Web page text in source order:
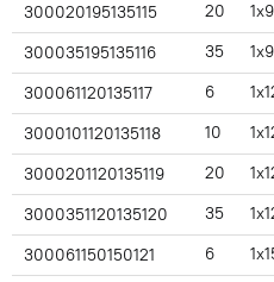
300020195135115 20
300035195135116 35
300061120135117 6
3000101120135118 10
3000201120135119 20
3000351120135120 35
300061150150121 6